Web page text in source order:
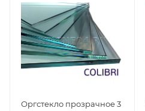
Оргстекло прозрачное 3